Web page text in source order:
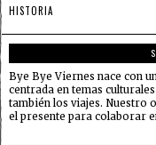
HISTORIA
Bye Bye Viernes nace con
centrada en temas
también los viajes. Nuestro
el presente para colaborar